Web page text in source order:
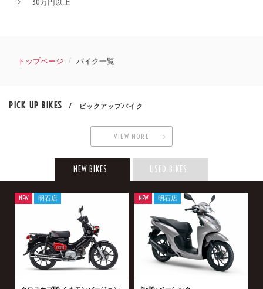
トップページ バイク一覧
PICK UP BIKES / ピックアップバイク
VIEW MORE
NEW BIKES USED BIKES
NEW 明石店 NEW 明石店